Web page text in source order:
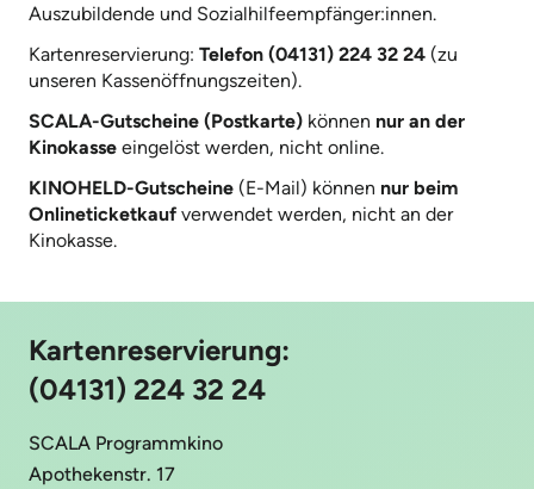
Auszubildende und Sozialhilfeempfänger:innen.
Kartenreservierung: Telefon (04131) 224 32 24 (zu
unseren Kassenöffnungszeiten).
SCALA-Gutscheine (Postkarte) können nur an der
Kinokasse eingelöst werden, nicht online.
KINOHELD-Gutscheine (E-Mail) können nur beim
Onlineticketkauf verwendet werden, nicht an der
Kinokasse.
Kartenreservierung:
(04131) 224 32 24
SCALA Programmkino
Apothekenstr. 17